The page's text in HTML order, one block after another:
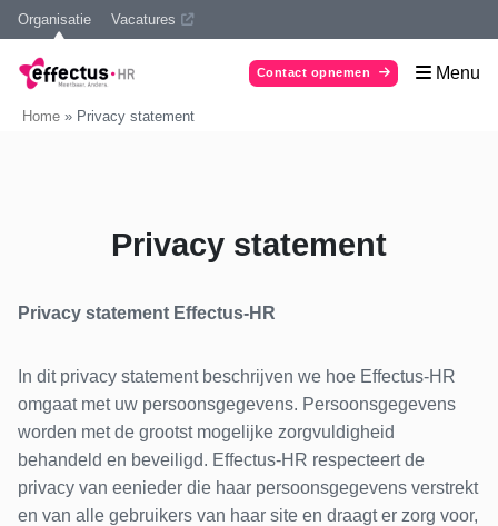
Organisatie Vacatures
Contact opnemen Menu
Home » Privacy statement
Privacy statement
Privacy statement Effectus-HR
In dit privacy statement beschrijven we hoe Effectus-HR
omgaat met uw persoonsgegevens. Persoonsgegevens
worden met de grootst mogelijke zorgvuldigheid
behandeld en beveiligd. Effectus-HR respecteert de
privacy van eenieder die haar persoonsgegevens verstrekt
en van alle gebruikers van haar site en draagt er zorg voor,